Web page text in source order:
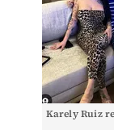
Karely Ruiz